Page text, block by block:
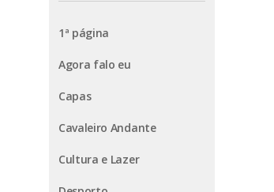
1ª página
Agora falo eu
Capas
Cavaleiro Andante
Cultura e Lazer